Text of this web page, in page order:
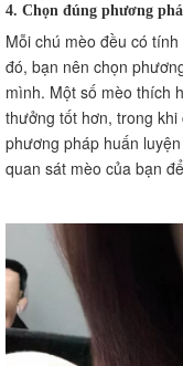
4. Chọn đúng phương
Mỗi chú mèo đều có
đó, bạn nên chọn
mình. Một số mèo thích
thưởng tốt hơn, trong
phương pháp huấn
quan sát mèo của bạn